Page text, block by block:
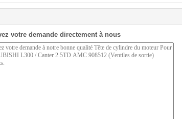
votre demande directement à nous